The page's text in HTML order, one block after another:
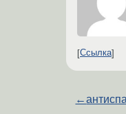
Ссылка
←